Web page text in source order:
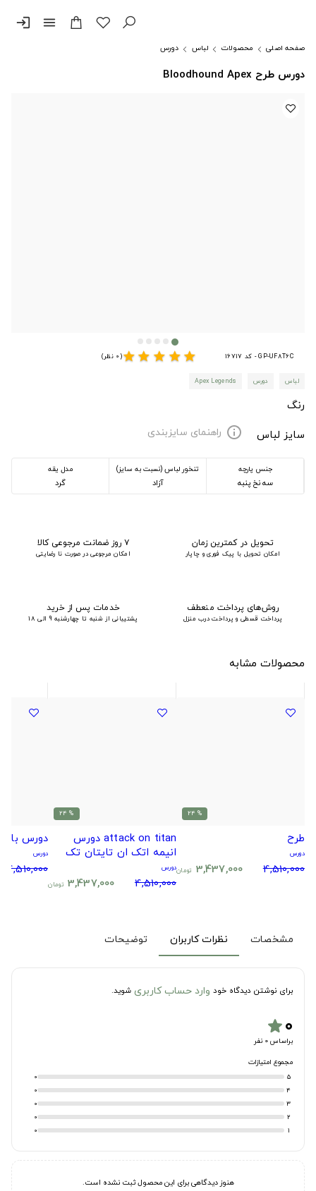
menu
login
صفحه اصلی محصولات لباس دورس
دورس طرح Bloodhound Apex
GP-UF8T6C - کد 16717 star
star
star
star
star(0 نظر)
لباس دورس Apex Legends
رنگ
سایز لباس
info راهنمای سایزبندی
جنس پارچه
سه نخ پنبه
تنخور لباس (نسبت به سایز)
آزاد
مدل یقه
گرد
تحویل در کمترین زمان
امکان تحویل با پیک فوری و چاپار
۷ روز ضمانت مرجوعی کالا
امکان مرجوعی در صورت نا رضایتی
روش‌های پرداخت منعطف
پرداخت قسطی و پرداخت درب منزل
خدمات پس از خرید
پشتیبانی از شنبه تا چهارشنبه 9 الی 18
محصولات مشابه
% 24
طرح
دورس
4,510,000
3,437,000 تومان
% 24
attack on titan دورس
انیمه اتک ان تایتان تک
سایز
دورس
4,510,000
3,437,000 تومان
دورس
دورس
4,510,000
مشخصات نظرات کاربران توضیحات
برای نوشتن دیدگاه خود وارد حساب کاربری شوید.
۰star
براساس 0 نفر
مجموع امتیازات
5
0
4
0
3
0
2
0
1
0
هنوز دیدگاهی برای این محصول ثبت نشده است.